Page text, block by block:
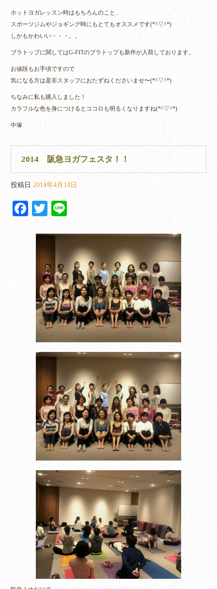
ホットヨガレッスン時はもちろんのこと、
スポーツジムやジョギング時にもとてもオススメです(*^▽^*)
しかもかわいい・・・。。
ブラトップに関してはG-FITのブラトップも新作が入荷しております。
お値段もお手頃ですので
気になる方は是非スタッフにおたずねくださいませ〜(*^▽^*)
ちなみに私も購入しました！
カラフルな色を身につけるとココロも明るくなりますね(*^▽^*)
中塚
2014 阪急ヨガフェスタ！！
投稿日 2014年4月14日
Fa
bo
ok
T
tte
r